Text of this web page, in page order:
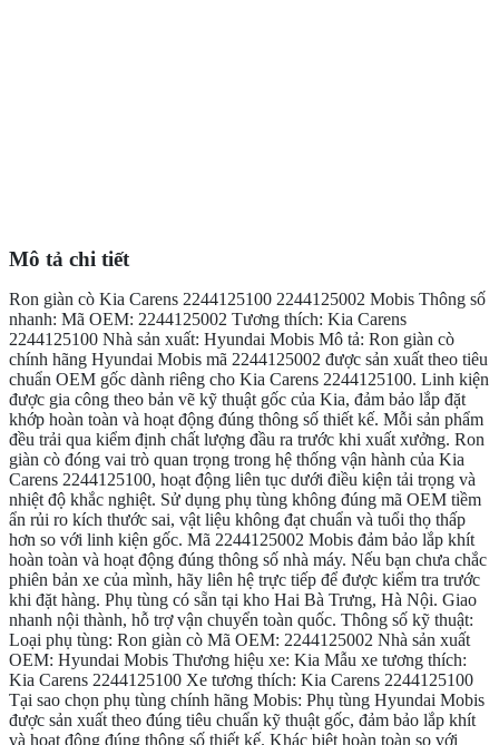
Mô tả chi tiết
Ron giàn cò Kia Carens 2244125100 2244125002 Mobis Thông số
nhanh: Mã OEM: 2244125002 Tương thích: Kia Carens
2244125100 Nhà sản xuất: Hyundai Mobis Mô tả: Ron giàn cò
chính hãng Hyundai Mobis mã 2244125002 được sản xuất theo tiêu
chuẩn OEM gốc dành riêng cho Kia Carens 2244125100. Linh kiện
được gia công theo bản vẽ kỹ thuật gốc của Kia, đảm bảo lắp đặt
khớp hoàn toàn và hoạt động đúng thông số thiết kế. Mỗi sản phẩm
đều trải qua kiểm định chất lượng đầu ra trước khi xuất xưởng. Ron
giàn cò đóng vai trò quan trọng trong hệ thống vận hành của Kia
Carens 2244125100, hoạt động liên tục dưới điều kiện tải trọng và
nhiệt độ khắc nghiệt. Sử dụng phụ tùng không đúng mã OEM tiềm
ẩn rủi ro kích thước sai, vật liệu không đạt chuẩn và tuổi thọ thấp
hơn so với linh kiện gốc. Mã 2244125002 Mobis đảm bảo lắp khít
hoàn toàn và hoạt động đúng thông số nhà máy. Nếu bạn chưa chắc
phiên bản xe của mình, hãy liên hệ trực tiếp để được kiểm tra trước
khi đặt hàng. Phụ tùng có sẵn tại kho Hai Bà Trưng, Hà Nội. Giao
nhanh nội thành, hỗ trợ vận chuyển toàn quốc. Thông số kỹ thuật:
Loại phụ tùng: Ron giàn cò Mã OEM: 2244125002 Nhà sản xuất
OEM: Hyundai Mobis Thương hiệu xe: Kia Mẫu xe tương thích:
Kia Carens 2244125100 Xe tương thích: Kia Carens 2244125100
Tại sao chọn phụ tùng chính hãng Mobis: Phụ tùng Hyundai Mobis
được sản xuất theo đúng tiêu chuẩn kỹ thuật gốc, đảm bảo lắp khít
và hoạt động đúng thông số thiết kế. Khác biệt hoàn toàn so với